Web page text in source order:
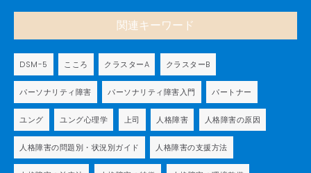
関連キーワード
DSM-5 こころ クラスターA クラスターB
パーソナリティ障害 パーソナリティ障害入門 パートナー
ユング ユング心理学 上司 人格障害 人格障害の原因
人格障害の問題別・状況別ガイド 人格障害の支援方法